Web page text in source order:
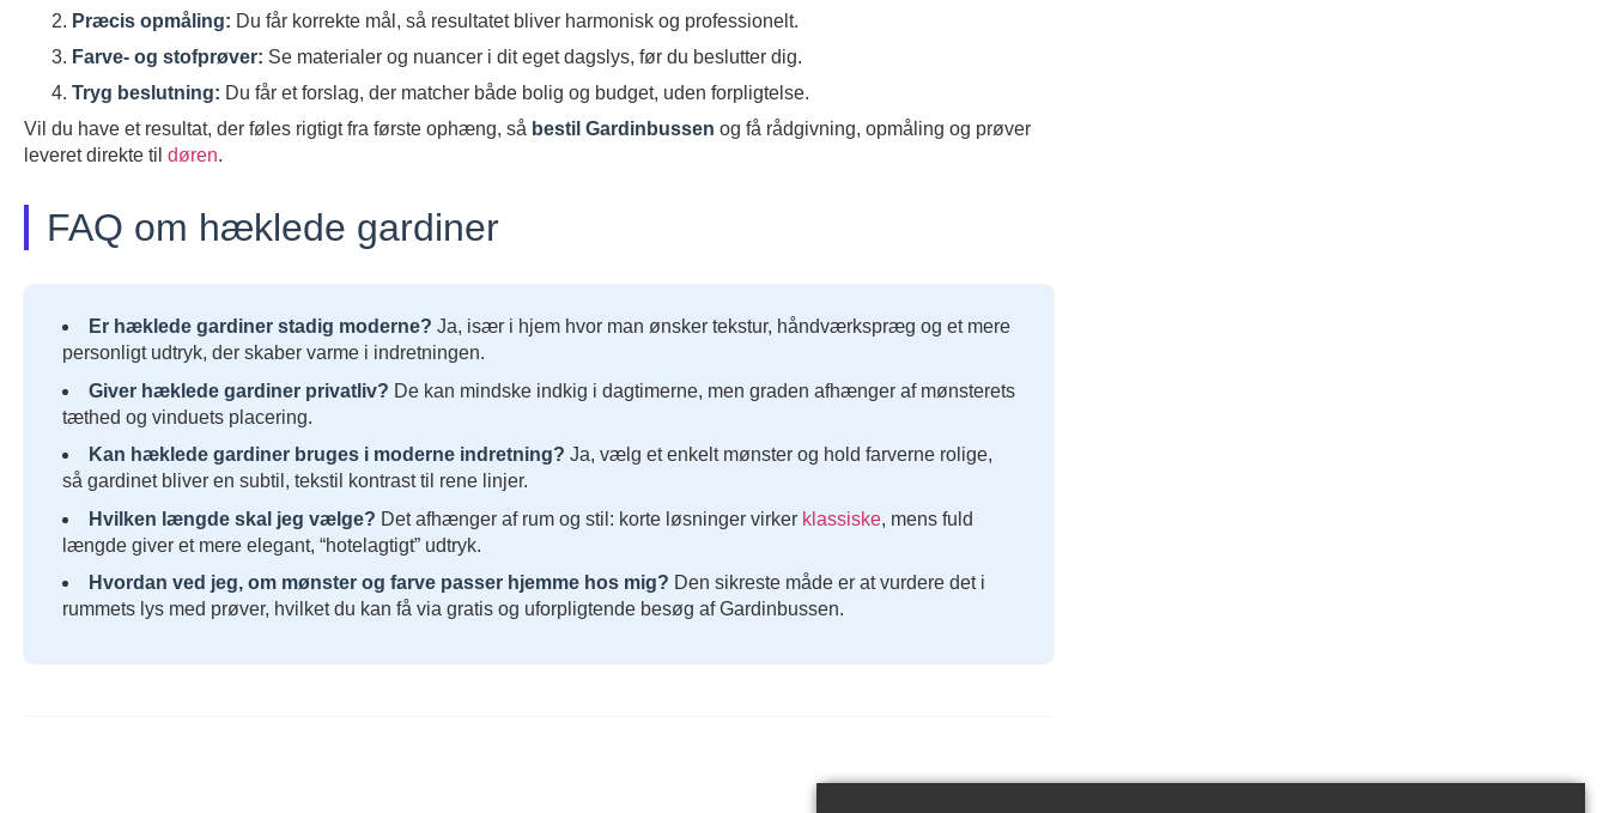
Præcis opmåling: Du får korrekte mål, så resultatet bliver harmonisk og professionelt.
Farve- og stofprøver: Se materialer og nuancer i dit eget dagslys, før du beslutter dig.
Tryg beslutning: Du får et forslag, der matcher både bolig og budget, uden forpligtelse.
Vil du have et resultat, der føles rigtigt fra første ophæng, så bestil Gardinbussen og få rådgivning, opmåling og prøver
leveret direkte til døren.
FAQ om hæklede gardiner
Er hæklede gardiner stadig moderne? Ja, især i hjem hvor man ønsker tekstur, håndværkspræg og et mere
personligt udtryk, der skaber varme i indretningen.
Giver hæklede gardiner privatliv? De kan mindske indkig i dagtimerne, men graden afhænger af mønsterets
tæthed og vinduets placering.
Kan hæklede gardiner bruges i moderne indretning? Ja, vælg et enkelt mønster og hold farverne rolige,
så gardinet bliver en subtil, tekstil kontrast til rene linjer.
Hvilken længde skal jeg vælge? Det afhænger af rum og stil: korte løsninger virker klassiske, mens fuld
længde giver et mere elegant, “hotelagtigt” udtryk.
Hvordan ved jeg, om mønster og farve passer hjemme hos mig? Den sikreste måde er at vurdere det i
rummets lys med prøver, hvilket du kan få via gratis og uforpligtende besøg af Gardinbussen.